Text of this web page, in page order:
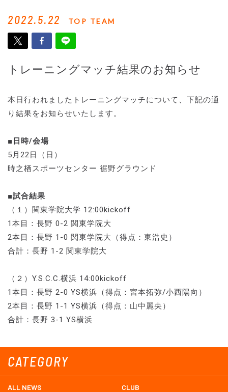
CATEGORY
ALL NEWS CLUB
2022.5.22 TOP TEAM
トレーニングマッチ結果のお知らせ
本日行われましたトレーニングマッチについて、下記の通
り結果をお知らせいたします。
■日時/会場
5月22日（日）
時之栖スポーツセンター 裾野グラウンド
■試合結果
（１）関東学院大学 12:00kickoff
1本目：長野 0-2 関東学院大
2本目：長野 1-0 関東学院大（得点：東浩史）
合計：長野 1-2 関東学院大
（２）Y.S.C.C.横浜 14:00kickoff
1本目：長野 2-0 YS横浜（得点：宮本拓弥/小西陽向）
2本目：長野 1-1 YS横浜（得点：山中麗央）
合計：長野 3-1 YS横浜